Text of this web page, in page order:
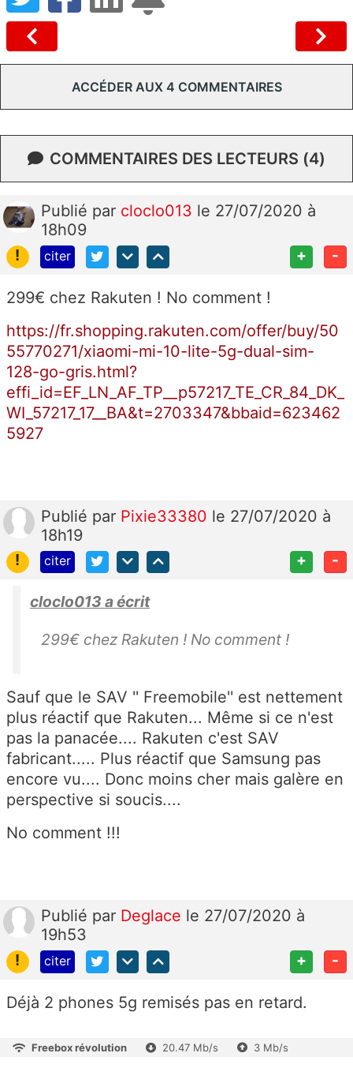
ACCÉDER AUX 4 COMMENTAIRES
COMMENTAIRES DES LECTEURS (4)
Publié par cloclo013 le 27/07/2020 à
18h09
!
citer + -
299€ chez Rakuten ! No comment !
https://fr.shopping.rakuten.com/offer/buy/50
55770271/xiaomi-mi-10-lite-5g-dual-sim-
128-go-gris.html?
effi_id=EF_LN_AF_TP__p57217_TE_CR_84_DK_
WI_57217_17__BA&t=2703347&bbaid=623462
5927
Publié par Pixie33380 le 27/07/2020 à
18h19
!
citer + -
cloclo013 a écrit
299€ chez Rakuten ! No comment !
Sauf que le SAV '' Freemobile'' est nettement
plus réactif que Rakuten... Même si ce n'est
pas la panacée.... Rakuten c'est SAV
fabricant..... Plus réactif que Samsung pas
encore vu.... Donc moins cher mais galère en
perspective si soucis....
No comment !!!
Publié par Deglace le 27/07/2020 à
19h53
!
citer + -
Déjà 2 phones 5g remisés pas en retard.
Freebox révolution 20.47 Mb/s 3 Mb/s